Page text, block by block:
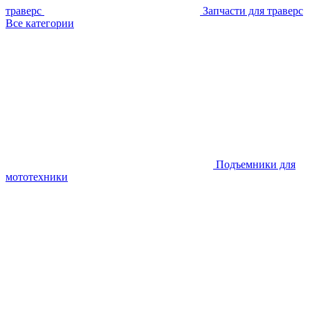
траверс
Запчасти для траверс
Все категории
Подъемники для
мототехники